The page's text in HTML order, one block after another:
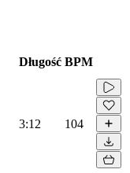
Długość BPM
3:12 104